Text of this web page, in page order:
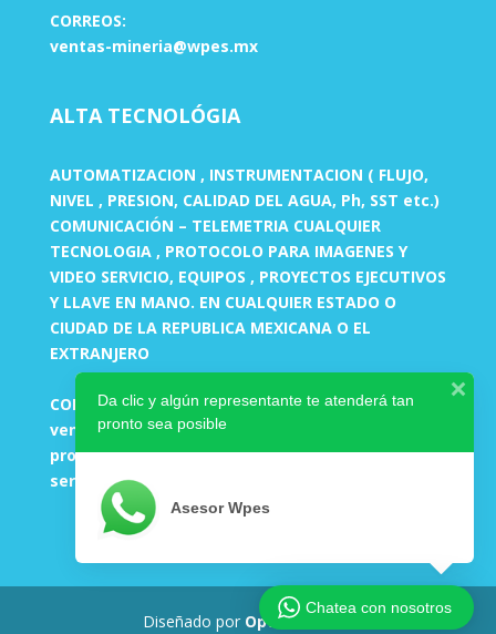
CORREOS:
ventas-mineria@wpes.mx
ALTA TECNOLÓGIA
AUTOMATIZACION , INSTRUMENTACION ( FLUJO,
NIVEL , PRESION, CALIDAD DEL AGUA, Ph, SST etc.)
COMUNICACIÓN – TELEMETRIA CUALQUIER
TECNOLOGIA , PROTOCOLO PARA IMAGENES Y
VIDEO SERVICIO, EQUIPOS , PROYECTOS EJECUTIVOS
Y LLAVE EN MANO. EN CUALQUIER ESTADO O
CIUDAD DE LA REPUBLICA MEXICANA O EL
EXTRANJERO
CORREOS:
ventas-ingenieria@wpes.mx
proyectos-altatecnologia@wpes.mx
servicio-altatecnologia@wpes.mx
Diseñado por Optimizar.mx
Da clic y algún representante te atenderá tan
pronto sea posible
Asesor Wpes
Chatea con nosotros